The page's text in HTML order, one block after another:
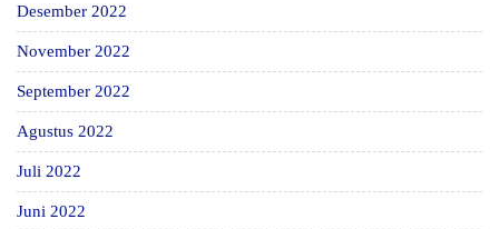
Desember 2022
November 2022
September 2022
Agustus 2022
Juli 2022
Juni 2022